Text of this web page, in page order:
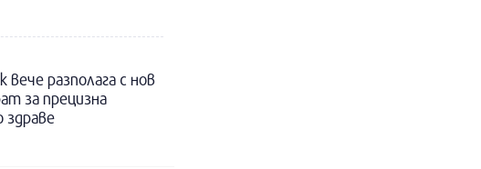
вече разполага с нов
за прецизна
здраве